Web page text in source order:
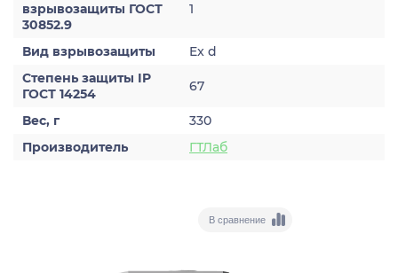
взрывозащиты ГОСТ
30852.9
1
Вид взрывозащиты
Ex d
Степень защиты IP
ГОСТ 14254
67
Вес, г
330
Производитель
ГТЛаб
В сравнение